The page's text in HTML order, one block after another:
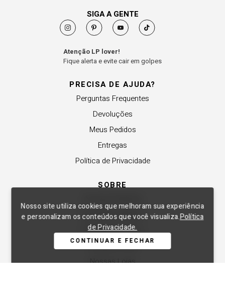
Nosso site utiliza cookies que melhoram sua experiência
e personalizam os conteúdos que você visualiza.Política
de Privacidade.
CONTINUAR E FECHAR
PRECISA DE AJUDA?
Perguntas Frequentes
Devoluções
Meus Pedidos
Entregas
Política de Privacidade
SOBRE
Revender a Marca
Trabalhe Conosco
Compre Local
Nossas Lojas
SIGA A GENTE
Atenção LP lover!
Fique alerta e evite cair em golpes